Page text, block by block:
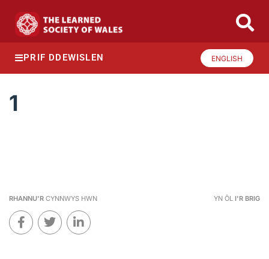
PRIF DDEWISLEN ENGLISH
1
RHANNU'R CYNNWYS HWN YN ÔL I'R BRIG